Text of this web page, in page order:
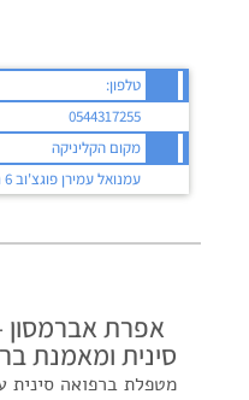
טלפון:
0544317255
מקום הקליניקה
עמנואל עמירן פוגצ'וב 6 תל אביב
אפרת
סינית ומאמנת
מטפלת ברפואה סינית